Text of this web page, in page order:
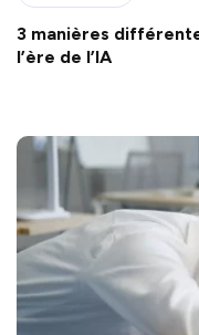
3 manières
l’ère de l’IA